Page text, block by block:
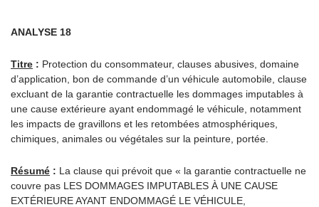
ANALYSE 18
Titre : Protection du consommateur, clauses abusives, domaine
d’application, bon de commande d’un véhicule automobile, clause
excluant de la garantie contractuelle les dommages imputables à
une cause extérieure ayant endommagé le véhicule, notamment
les impacts de gravillons et les retombées atmosphériques,
chimiques, animales ou végétales sur la peinture, portée.
Résumé : La clause qui prévoit que « la garantie contractuelle ne
couvre pas LES DOMMAGES IMPUTABLES À UNE CAUSE
EXTÉRIEURE AYANT ENDOMMAGÉ LE VÉHICULE,